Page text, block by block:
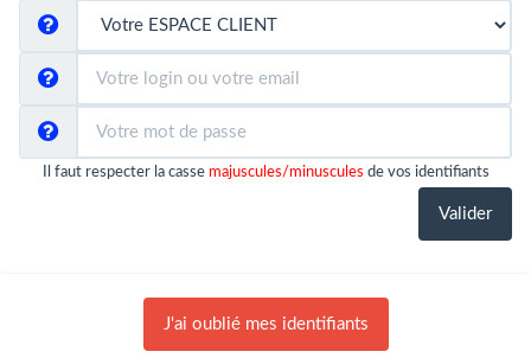
Il faut respecter la casse majuscules/minuscules de vos identifiants
J'ai oublié mes identifiants